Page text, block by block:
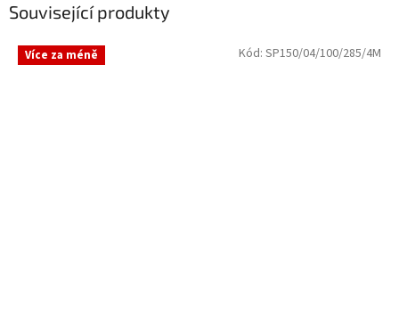
Související produkty
Více za méně Kód: SP150/04/100/285/4M